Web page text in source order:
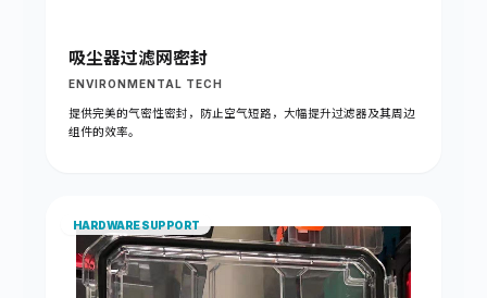
吸尘器过滤网密封
ENVIRONMENTAL TECH
提供完美的气密性密封，防止空气短路，大幅提升过滤器及其周边
组件的效率。
HARDWARE SUPPORT